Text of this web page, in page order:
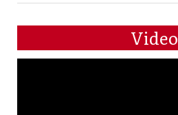
Video